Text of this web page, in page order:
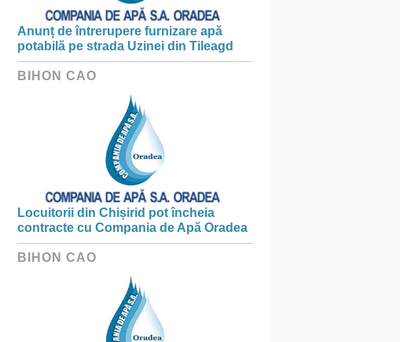
Anunț de întrerupere furnizare apă
potabilă pe strada Uzinei din Tileagd
BIHON CAO
Locuitorii din Chișirid pot încheia
contracte cu Compania de Apă Oradea
BIHON CAO